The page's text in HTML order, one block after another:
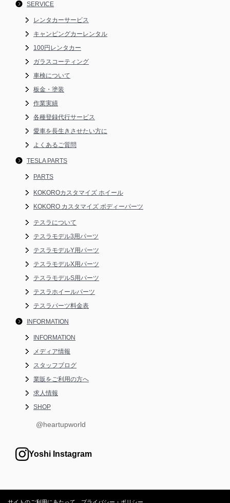
SERVICE
レンタカーサービス
キャンピングカーレンタル
100円レンタカー
ガラスコーティング
車検について
板金・塗装
作業実績
各種登録代行サービス
愛車を長生きさせたい方に
よくあるご質問
TESLA PARTS
PARTS
KOKOROカスタマイズ ホイール
KOKORO カスタマイズ ボディーパーツ
テスラについて
テスラモデル3用パーツ
テスラモデルY用パーツ
テスラモデルX用パーツ
テスラモデルS用パーツ
テスラホイールパーツ
テスラパーツ料金表
INFORMATION
INFORMATION
メディア情報
スタッフブログ
業販をご利用の方へ
求人情報
SHOP
@heartupworld
Yoshi Instagram